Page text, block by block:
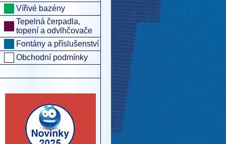
Vířivé bazény
Tepelná čerpadla,
topení a odvlhčovače
Fontány a příslušenství
Obchodní podmínky